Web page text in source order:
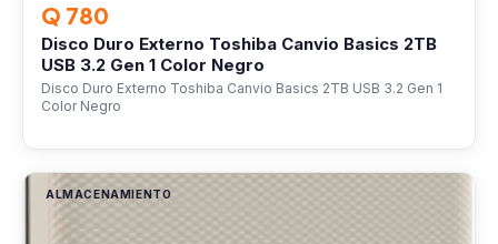
Q 780
Disco Duro Externo Toshiba Canvio Basics 2TB
USB 3.2 Gen 1 Color Negro
Disco Duro Externo Toshiba Canvio Basics 2TB USB 3.2 Gen 1
Color Negro
ALMACENAMIENTO